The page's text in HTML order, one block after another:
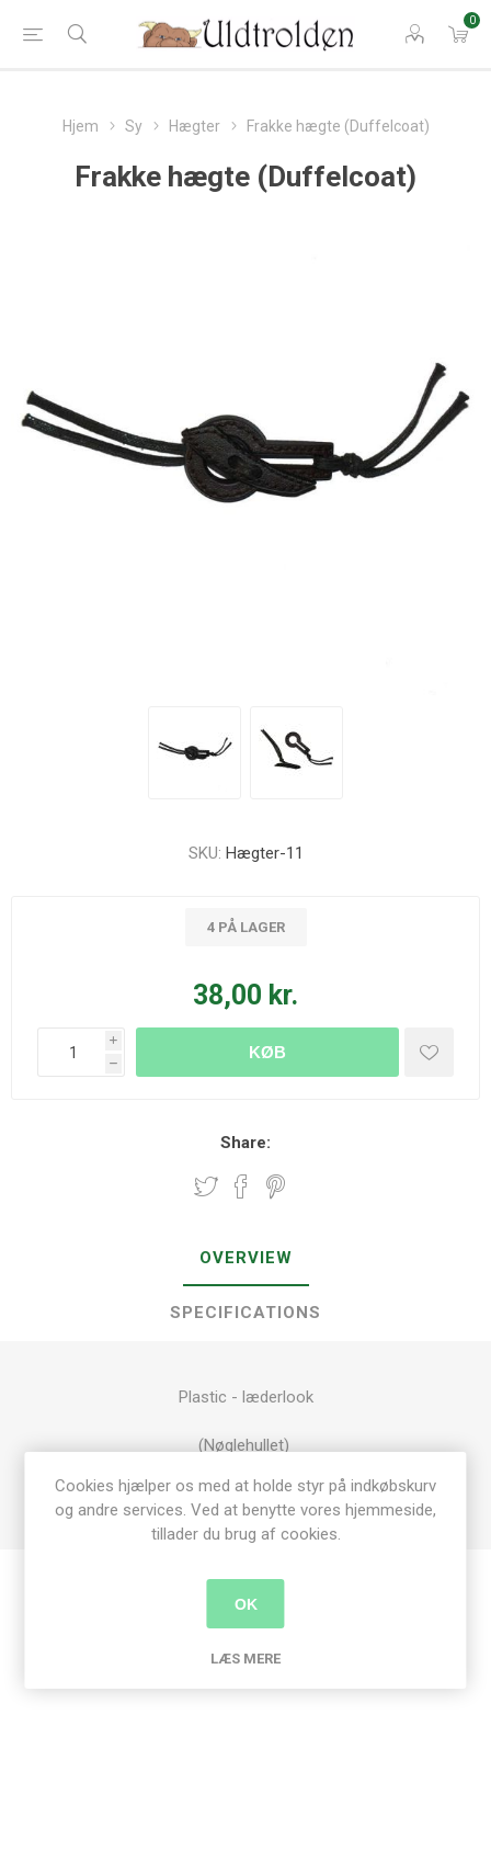
0
Hjem Sy Hægter Frakke hægte (Duffelcoat)
Frakke hægte (Duffelcoat)
SKU: Hægter-11
4 PÅ LAGER
38,00 kr.
i
h
KØB
Share:
OVERVIEW
SPECIFICATIONS
Plastic - læderlook
(Nøglehullet)
Bredde: 55 mm
Produkt tags
hægte (31)
Cookies hjælper os med at holde styr på indkøbskurv
og andre services. Ved at benytte vores hjemmeside,
tillader du brug af cookies.
OK
LÆS MERE